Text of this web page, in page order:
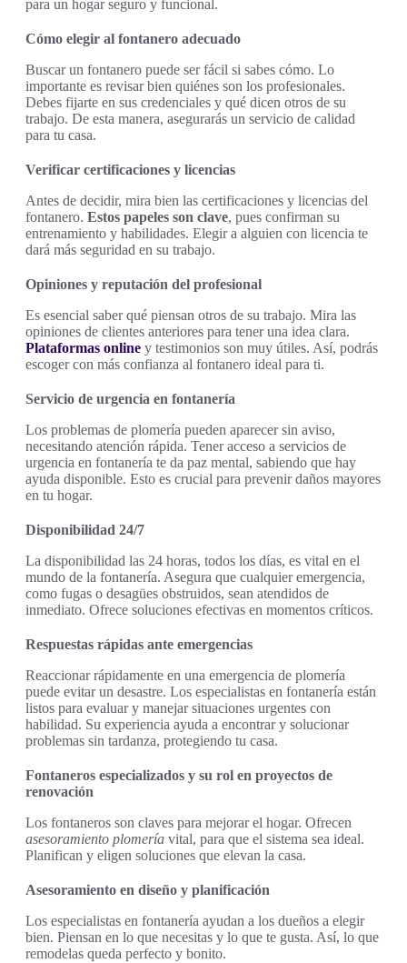
para un hogar seguro y funcional.
Cómo elegir al fontanero adecuado
Buscar un fontanero puede ser fácil si sabes cómo. Lo
importante es revisar bien quiénes son los profesionales.
Debes fijarte en sus credenciales y qué dicen otros de su
trabajo. De esta manera, asegurarás un servicio de calidad
para tu casa.
Verificar certificaciones y licencias
Antes de decidir, mira bien las certificaciones y licencias del
fontanero. Estos papeles son clave, pues confirman su
entrenamiento y habilidades. Elegir a alguien con licencia te
dará más seguridad en su trabajo.
Opiniones y reputación del profesional
Es esencial saber qué piensan otros de su trabajo. Mira las
opiniones de clientes anteriores para tener una idea clara.
Plataformas online y testimonios son muy útiles. Así, podrás
escoger con más confianza al fontanero ideal para ti.
Servicio de urgencia en fontanería
Los problemas de plomería pueden aparecer sin aviso,
necesitando atención rápida. Tener acceso a servicios de
urgencia en fontanería te da paz mental, sabiendo que hay
ayuda disponible. Esto es crucial para prevenir daños mayores
en tu hogar.
Disponibilidad 24/7
La disponibilidad las 24 horas, todos los días, es vital en el
mundo de la fontanería. Asegura que cualquier emergencia,
como fugas o desagües obstruidos, sean atendidos de
inmediato. Ofrece soluciones efectivas en momentos críticos.
Respuestas rápidas ante emergencias
Reaccionar rápidamente en una emergencia de plomería
puede evitar un desastre. Los especialistas en fontanería están
listos para evaluar y manejar situaciones urgentes con
habilidad. Su experiencia ayuda a encontrar y solucionar
problemas sin tardanza, protegiendo tu casa.
Fontaneros especializados y su rol en proyectos de
renovación
Los fontaneros son claves para mejorar el hogar. Ofrecen
asesoramiento plomería vital, para que el sistema sea ideal.
Planifican y eligen soluciones que elevan la casa.
Asesoramiento en diseño y planificación
Los especialistas en fontanería ayudan a los dueños a elegir
bien. Piensan en lo que necesitas y lo que te gusta. Así, lo que
remodelas queda perfecto y bonito.